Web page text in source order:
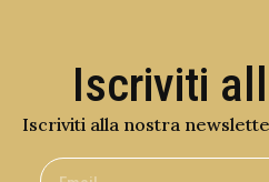
Iscriviti
Iscriviti alla nostra